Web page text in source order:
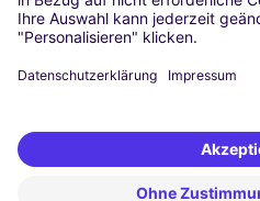
Wien
Berlin
Düsseldorf